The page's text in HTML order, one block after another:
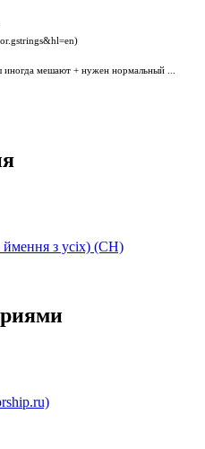
мешают + нужен нормальный ...
ймення з усіх) (СН)